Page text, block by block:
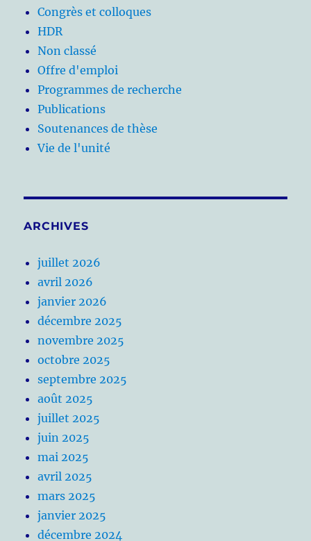
Congrès et colloques
HDR
Non classé
Offre d'emploi
Programmes de recherche
Publications
Soutenances de thèse
Vie de l'unité
ARCHIVES
juillet 2026
avril 2026
janvier 2026
décembre 2025
novembre 2025
octobre 2025
septembre 2025
août 2025
juillet 2025
juin 2025
mai 2025
avril 2025
mars 2025
janvier 2025
décembre 2024